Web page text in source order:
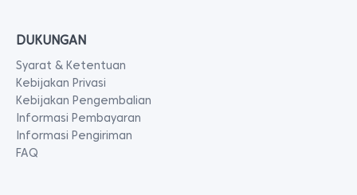
DUKUNGAN
Syarat & Ketentuan
Kebijakan Privasi
Kebijakan Pengembalian
Informasi Pembayaran
Informasi Pengiriman
FAQ